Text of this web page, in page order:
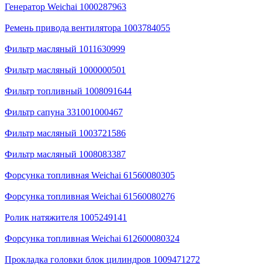
Генератор Weichai 1000287963
Ремень привода вентилятора 1003784055
Фильтр масляный 1011630999
Фильтр масляный 1000000501
Фильтр топливный 1008091644
Фильтр сапуна 331001000467
Фильтр масляный 1003721586
Фильтр масляный 1008083387
Форсунка топливная Weichai 61560080305
Форсунка топливная Weichai 61560080276
Ролик натяжителя 1005249141
Форсунка топливная Weichai 612600080324
Прокладка головки блок цилиндров 1009471272